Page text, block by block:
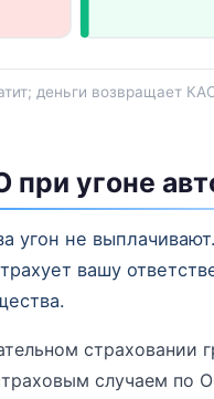
деньги возвращает
при угоне
угон не
вашу
страховании
случаем по